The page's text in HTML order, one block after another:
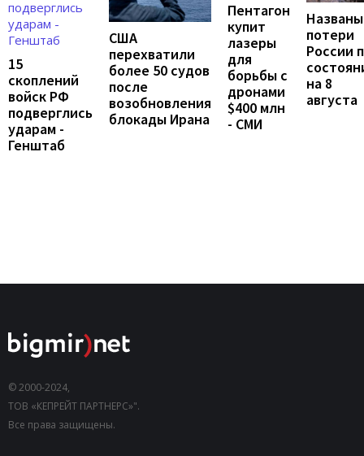
15
скоплений
войск РФ
подверглись
ударам -
Генштаб
США
перехватили
более 50 судов
после
возобновления
блокады Ирана
Пентагон
купит
лазеры
для
борьбы с
дронами
$400 млн
- СМИ
Названы
потери
России
на 8
августа
© 2000-2024,
ТОВ «КЕПРЕЙТ ПАРТНЕРС»".
Все права защищены.